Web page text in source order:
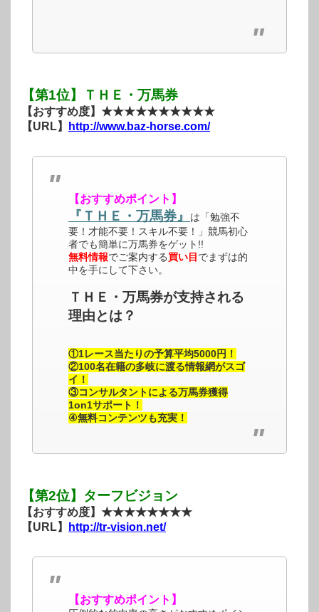
【第1位】ＴＨＥ・万馬券
【おすすめ度】★★★★★★★★★★
【URL】
http://www.baz-horse.com/
【おすすめポイント】
『ＴＨＥ・万馬券』
は「勉強不
要！才能不要！スキル不要！」競馬初心
者でも簡単に万馬券をゲット!!
無料情報でご案内する買い目 でまずは的
中を手にして下さい。
ＴＨＥ・万馬券が支持される
理由とは？
①1レース当たりの予算平均5000円！
②100名在籍の多岐に渡る情報網がスゴ
イ！
③コンサルタントによる万馬券獲得
1on1サポート！
④無料コンテンツも充実！
【第2位】ターフビジョン
【おすすめ度】★★★★★★★★
【URL】
http://tr-vision.net/
【おすすめポイント】